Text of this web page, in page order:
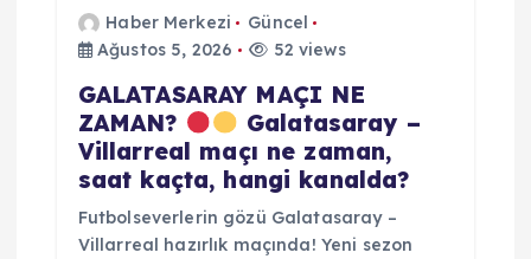
Haber Merkezi
Güncel
Ağustos 5, 2026
52 views
GALATASARAY MAÇI NE
ZAMAN?
Galatasaray –
Villarreal maçı ne zaman,
saat kaçta, hangi kanalda?
Futbolseverlerin gözü Galatasaray –
Villarreal hazırlık maçında! Yeni sezon